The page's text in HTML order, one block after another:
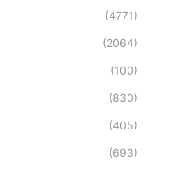
(4771)
(2064)
(100)
(830)
(405)
(693)